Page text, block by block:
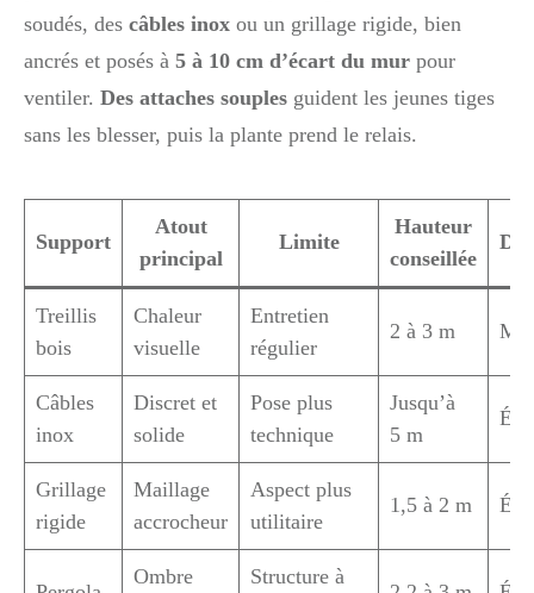
soudés, des câbles inox ou un grillage rigide, bien
ancrés et posés à 5 à 10 cm d’écart du mur pour
ventiler. Des attaches souples guident les jeunes tiges
sans les blesser, puis la plante prend le relais.
Support
Atout
principal
Limite
Hauteur
conseillée
Treillis
bois
Chaleur
visuelle
Entretien
régulier
2 à 3 m
Câbles
inox
Discret et
solide
Pose plus
technique
Jusqu’à
5 m
Grillage
rigide
Maillage
accrocheur
Aspect plus
utilitaire
1,5 à 2 m
Ombre
Structure à